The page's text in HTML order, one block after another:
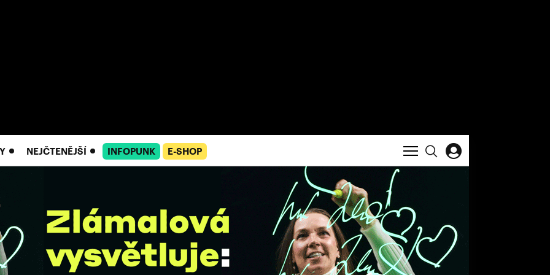
NEJČTENĚJŠÍ INFOPUNK E-SHOP